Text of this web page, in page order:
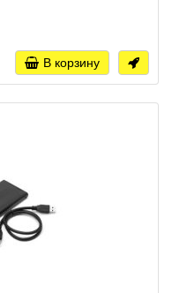
В корзину